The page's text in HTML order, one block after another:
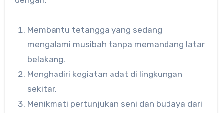
Membantu tetangga yang sedang
mengalami musibah tanpa memandang latar
belakang.
Menghadiri kegiatan adat di lingkungan
sekitar.
Menikmati pertunjukan seni dan budaya dari